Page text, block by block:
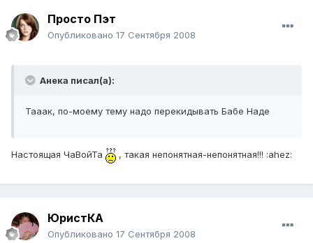
Просто Пэт
Опубликовано 17 Сентября 2008
Анека писал(а):
Тааак, по-моему тему надо перекидывать Бабе Наде
Настоящая ЧаВойТа , такая непонятная-непонятная!!! :ahez:
ЮристКА
Опубликовано 17 Сентября 2008